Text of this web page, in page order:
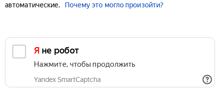
автоматические.
Почему это могло произойти?
Я не робот
Нажмите, чтобы продолжить
Yandex SmartCaptcha